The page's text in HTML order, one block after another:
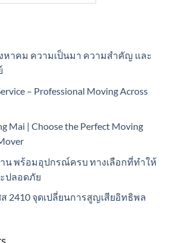
หาคม ความเป็นมา ความสำคัญ และ
– Professional Moving Across
Mai | Choose the Perfect Moving
น พร้อมอุปกรณ์ครบ ทางเลือกที่ทำให้
ปลอดภัย
2410 จุดเปลี่ยนการสูญเสียอิทธิพล